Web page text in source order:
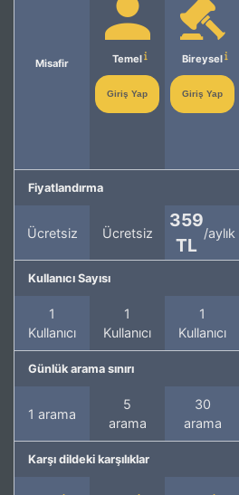
Misafir Temel
Giriş Yap
Bireysel
Giriş Yap
Fiyatlandırma
Ücretsiz Ücretsiz
359
TL
/aylık
Kullanıcı Sayısı
1
Kullanıcı
1
Kullanıcı
1
Kullanıcı
Günlük arama sınırı
1 arama
5
arama
30
arama
Karşı dildeki karşılıklar